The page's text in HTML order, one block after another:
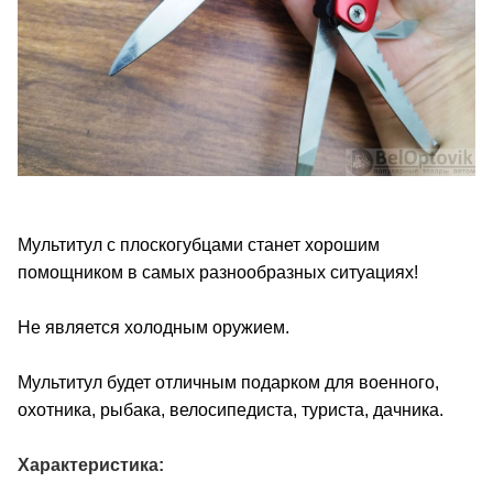
Мультитул с плоскогубцами станет хорошим
помощником в самых разнообразных ситуациях!
Не является холодным оружием.
Мультитул будет отличным подарком для военного,
охотника, рыбака, велосипедиста, туриста, дачника.
Характеристика: